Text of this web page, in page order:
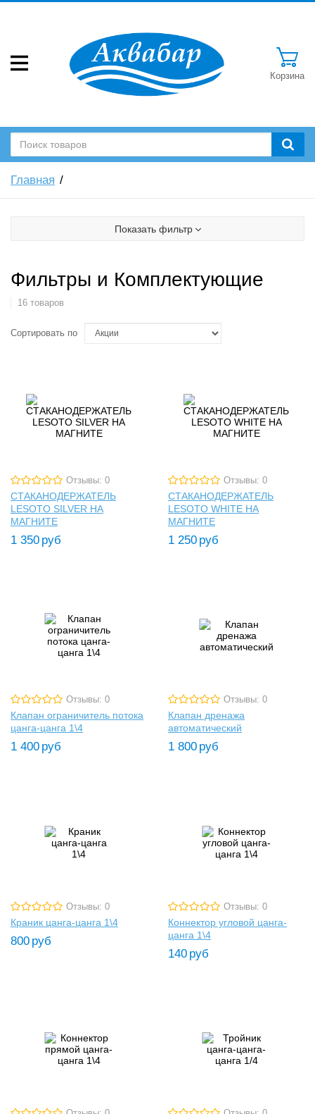
Корзина
Главная
Показать фильтр
Фильтры и Комплектующие
16 товаров
Сортировать по
Отзывы: 0
СТАКАНОДЕРЖАТЕЛЬ
LESOTO SILVER НА
МАГНИТЕ
1 350 руб
Отзывы: 0
СТАКАНОДЕРЖАТЕЛЬ
LESOTO WHITE НА
МАГНИТЕ
1 250 руб
Отзывы: 0
Клапан ограничитель потока
цанга-цанга 1\4
1 400 руб
Отзывы: 0
Клапан дренажа
автоматический
1 800 руб
Отзывы: 0
Краник цанга-цанга 1\4
800 руб
Отзывы: 0
Коннектор угловой цанга-
цанга 1\4
140 руб